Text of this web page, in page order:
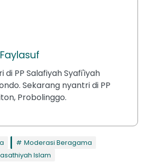
PP Salafiyah Syafi'iyah
Sekarang nyantri di PP
Probolinggo.
Moderasi Beragama
Islam